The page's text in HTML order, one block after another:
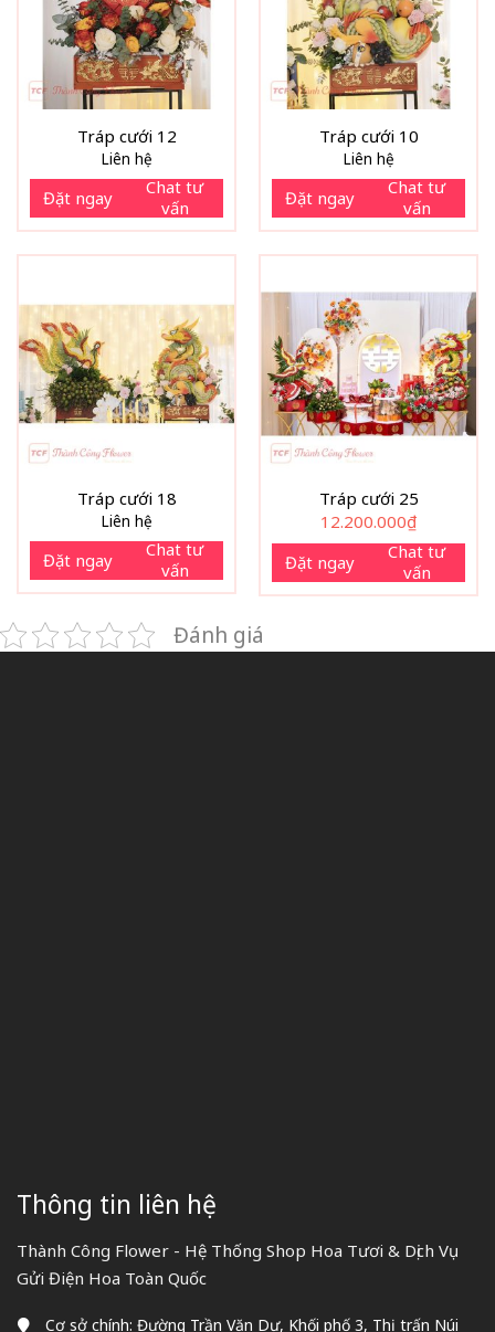
Tráp cưới 12
Liên hệ
Đặt ngay
Chat tư
vấn
Tráp cưới 10
Liên hệ
Đặt ngay
Chat tư
vấn
Tráp cưới 18
Liên hệ
Đặt ngay
Chat tư
vấn
Tráp cưới 25
12.200.000₫
Đặt ngay
Chat tư
vấn
Đánh giá
Thông tin liên hệ
Thành Công Flower - Hệ Thống Shop Hoa Tươi & Dịch Vụ
Gửi Điện Hoa Toàn Quốc
Cơ sở chính: Đường Trần Văn Dư, Khối phố 3, Thị trấn Núi